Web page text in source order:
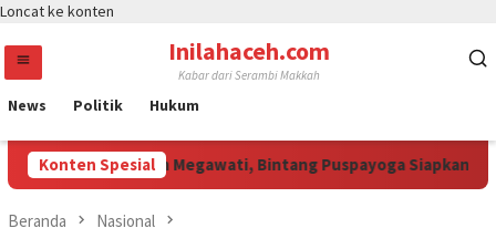
Loncat ke konten
Inilahaceh.com
Kabar dari Serambi Makkah
News Politik Hukum
Konten Spesial
Curi Perhatian Megawati, Bintang Puspayoga Siapkan
Beranda Nasional